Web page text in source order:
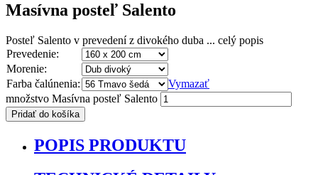
Masívna posteľ Salento
Posteľ Salento v prevedení z divokého duba ... celý popis
Prevedenie:
Morenie:
Farba čalúnenia:
Vymazať
množstvo Masívna posteľ Salento
Pridať do košíka
POPIS PRODUKTU